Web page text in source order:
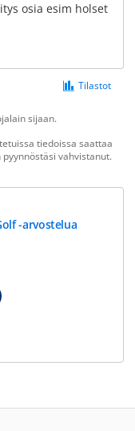
osia esim holset
Tilastot
sijaan.
tiedoissa saattaa
vahvistanut.
-arvostelua